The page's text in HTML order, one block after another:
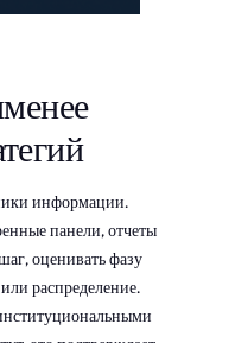
информации.
панели, отчеты
оценивать фазу
распределение.